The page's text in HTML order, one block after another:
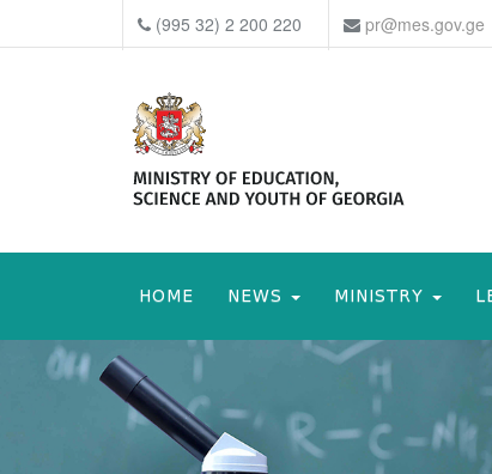
(995 32) 2 200 220 pr@mes.gov.ge
HOME NEWS MINISTRY